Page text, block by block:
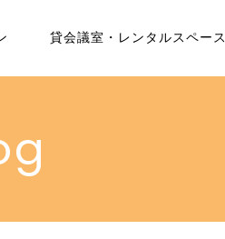
貸会議室・レンタルスペース